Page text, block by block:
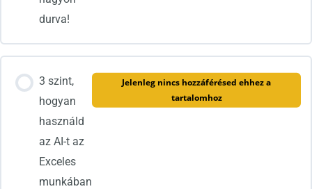
durva!
3 szint,
hogyan
használd
az AI-t az
Exceles
munkában
Jelenleg nincs hozzáférésed ehhez a
tartalomhoz